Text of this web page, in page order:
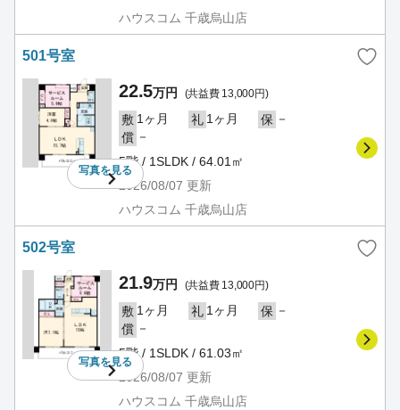
ハウスコム 千歳烏山店
501号室
写真を見る
22.5万円 (共益費 13,000円)
敷 1ヶ月 礼 1ヶ月 保 －
償 －
5階 / 1SLDK / 64.01㎡
2026/08/07 更新
ハウスコム 千歳烏山店
502号室
写真を見る
21.9万円 (共益費 13,000円)
敷 1ヶ月 礼 1ヶ月 保 －
償 －
5階 / 1SLDK / 61.03㎡
2026/08/07 更新
ハウスコム 千歳烏山店